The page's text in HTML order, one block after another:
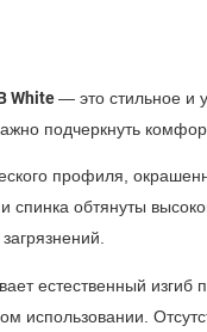
White— это стильное и
подчеркнуть
профиля,
спинка обтянуты
естественный изгиб
использовании.